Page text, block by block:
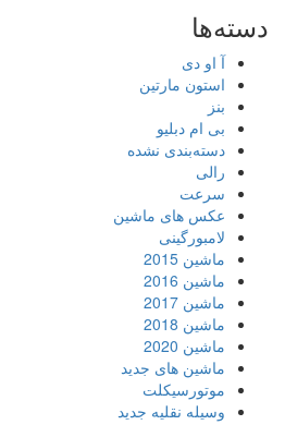
دسته‌ها
آ او دی
استون مارتین
بنز
بی ام دبلیو
دسته‌بندی نشده
رالی
سرعت
عکس های ماشین
لامبورگینی
ماشین 2015
ماشین 2016
ماشین 2017
ماشین 2018
ماشین 2020
ماشین های جدید
موتورسیکلت
وسیله نقلیه جدید